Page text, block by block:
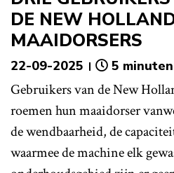
DE NEW
MAAIDORSERS
22-09-2025 5 minuten
Gebruikers van de New
roemen hun maaidorser
de wendbaarheid, de
waarmee de machine elk